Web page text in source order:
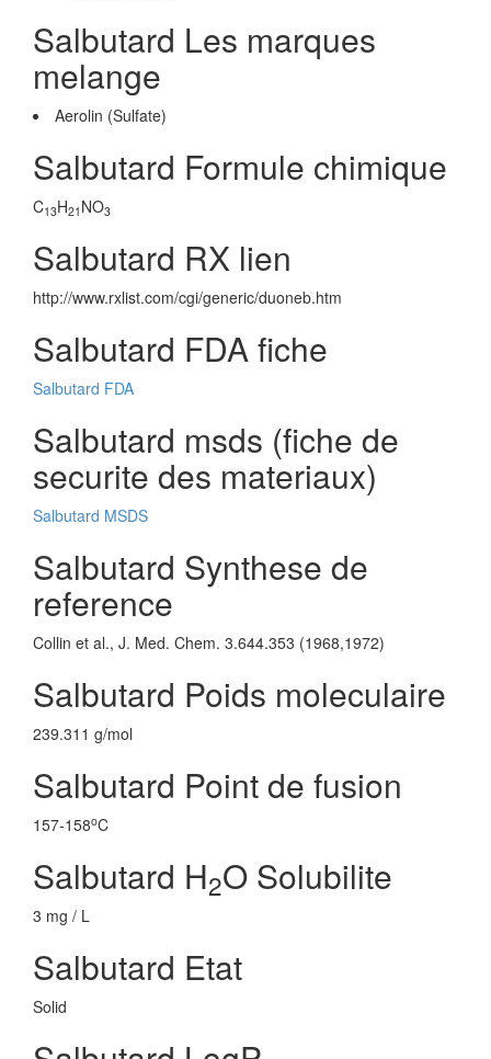
Salbutard Les marques
melange
Aerolin (Sulfate)
Salbutard Formule chimique
C13H21 NO3
Salbutard RX lien
http://www.rxlist.com/cgi/generic/duoneb.htm
Salbutard FDA fiche
Salbutard FDA
Salbutard msds (fiche de
securite des materiaux)
Salbutard MSDS
Salbutard Synthese de
reference
Collin et al., J. Med. Chem. 3.644.353 (1968,1972)
Salbutard Poids moleculaire
239.311 g/mol
Salbutard Point de fusion
157-158oC
Salbutard H2O Solubilite
3 mg / L
Salbutard Etat
Solid